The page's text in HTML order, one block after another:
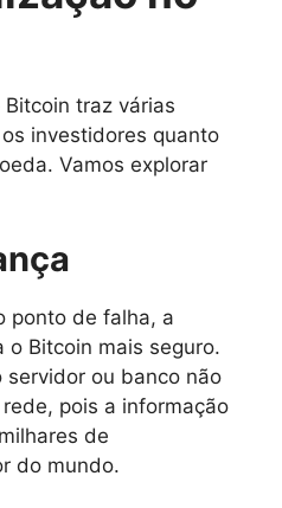
traz várias
investidores quanto
Vamos explorar
ponto de falha, a
o Bitcoin mais seguro.
servidor ou banco não
pois a informação
de
do mundo.